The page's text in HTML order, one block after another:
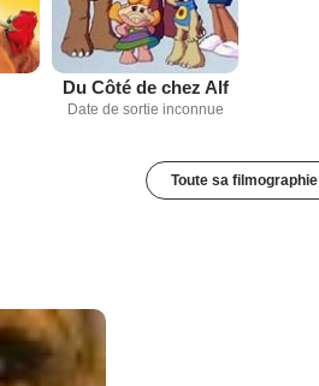
Du Côté de chez Alf
Date de sortie inconnue
Toute sa filmographie